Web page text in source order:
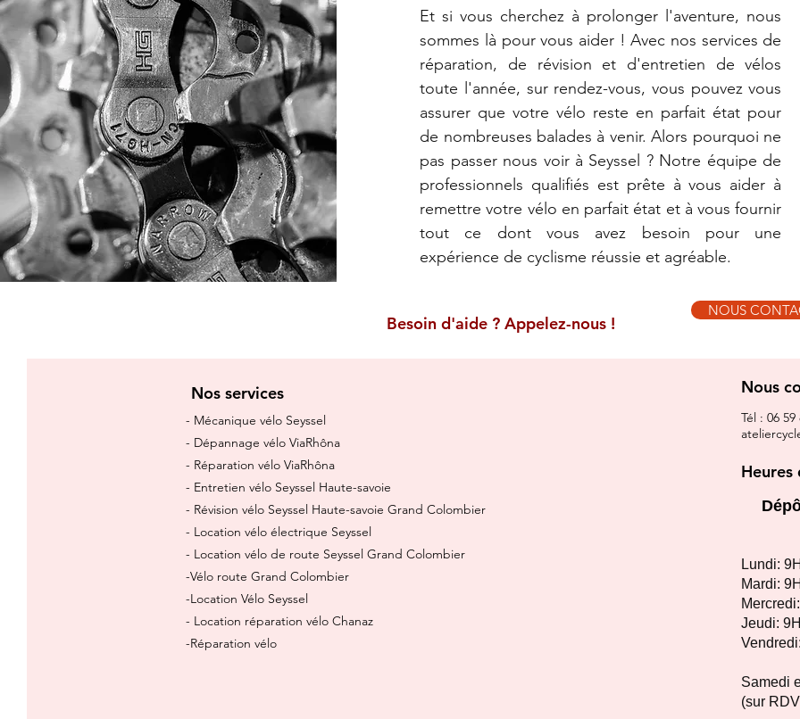
Et si vous cherchez à prolonger l'aventure, nous
sommes là pour vous aider ! Avec nos services de
réparation, de révision et d'entretien de vélos
toute l'année, sur rendez-vous, vous pouvez vous
assurer que votre vélo reste en parfait état pour
de nombreuses balades à venir. Alors pourquoi ne
pas passer nous voir à Seyssel ? Notre équipe de
professionnels qualifiés est prête à vous aider à
remettre votre vélo en parfait état et à vous fournir
tout ce dont vous avez besoin pour une
expérience de cyclisme réussie et agréable.
Besoin d'aide ? Appelez-nous !
NOUS
Nos services
- Mécanique vélo Seyssel
- Dépannage vélo ViaRhôna
- Réparation vélo ViaRhôna
- Entretien vélo Seyssel Haute-savoie
- Révision vélo Seyssel Haute-savoie Grand Colombier
- Location vélo électrique Seyssel
- Location vélo de route Seyssel Grand Colombier
-Vélo route Grand Colombier
-Location Vélo Seyssel
- Location réparation vélo Chanaz
-Réparation vélo
Nous
​Tél : 06 59
Lundi: 9
Mardi: 9
Jeudi: 9
Samedi
(sur